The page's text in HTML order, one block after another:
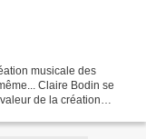
musicale des
Claire Bodin se
de la création